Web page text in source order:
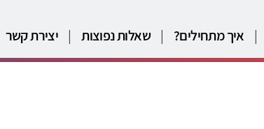
| איך מתחילים? | שאלות נפוצות | יצירת קשר